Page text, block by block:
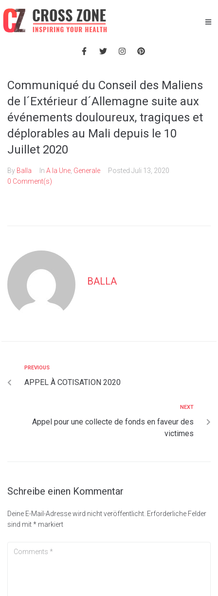
Communiqué du Conseil des Maliens
de l´Extérieur d´Allemagne suite aux
événements douloureux, tragiques et
déplorables au Mali depuis le 10
Juillet 2020
By Balla In A la Une Generale Posted Juli 13, 2020
0 Comment(s)
BALLA
PREVIOUS
APPEL À COTISATION 2020
NEXT
Appel pour une collecte de fonds en faveur des
victimes
Schreibe einen Kommentar
Deine E-Mail-Adresse wird nicht veröffentlicht. Erforderliche Felder
sind mit* markiert